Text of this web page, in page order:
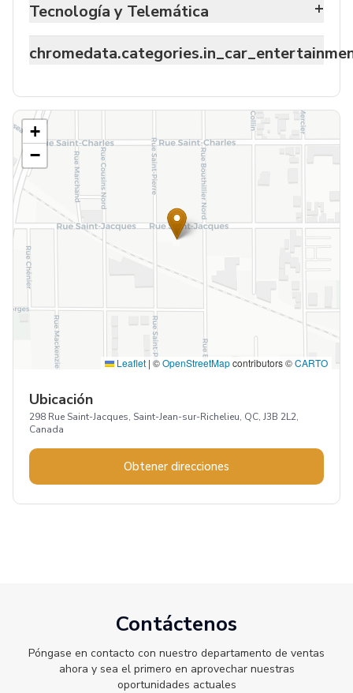
Tecnología y Telemática +
+
−
Leaflet | ©OpenStreetMapcontributors ©CARTO
Ubicación
298 Rue Saint-Jacques, Saint-Jean-sur-Richelieu, QC, J3B 2L2,
Canada
Obtener direcciones
Contáctenos
Póngase en contacto con nuestro departamento de ventas
ahora y sea el primero en aprovechar nuestras
oportunidades actuales